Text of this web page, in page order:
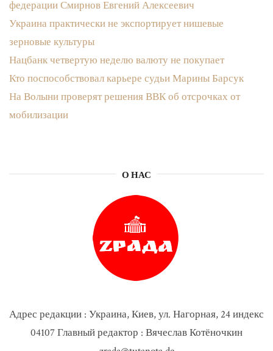
федерации Смирнов Евгений Алексеевич
Украина практически не экспортирует нишевые
зерновые культуры
Нацбанк четвертую неделю валюту не покупает
Кто поспособствовал карьере судьи Марины Барсук
На Волыни проверят решения ВВК об отсрочках от
мобилизации
О НАС
Адрес редакции : Украина, Киев, ул. Нагорная, 24 индекс
04107 Главный редактор : Вячеслав Котёночкин